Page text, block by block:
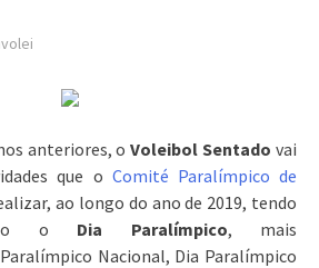
anteriores, oVoleibol Sentado vai
que o Comité Paralímpico de
ao longo do ano de 2019, tendo
o Dia Paralímpico, mais
Nacional, Dia Paralímpico